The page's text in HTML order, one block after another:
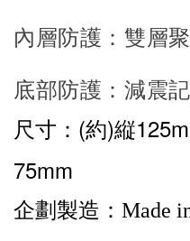
內層防護：雙層
底部防護：減震
尺寸： (約)縦
75mm
企劃製造：Made